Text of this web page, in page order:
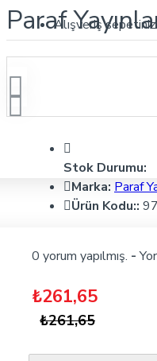
Alışveriş
Paraf
Stok Durumu:
Marka: Paraf
Ürün Kodu::
0 yorum yapılmış. -
₺261,65
₺261,65